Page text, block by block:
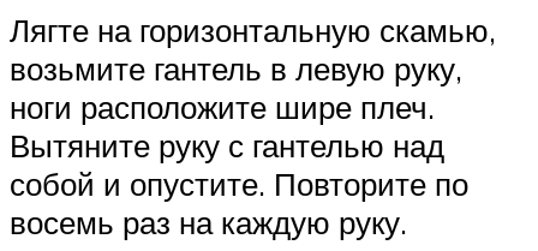
Лягте на горизонтальную скамью,
возьмите гантель в левую руку,
ноги расположите шире плеч.
Вытяните руку с гантелью над
собой и опустите. Повторите по
восемь раз на каждую руку.